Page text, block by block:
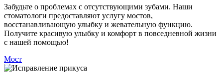
Забудьте о проблемах с отсутствующими зубами. Наши
стоматологи предоставляют услугу мостов,
восстанавливающую улыбку и жевательную функцию.
Получите красивую улыбку и комфорт в повседневной жизни
с нашей помощью!
Мост